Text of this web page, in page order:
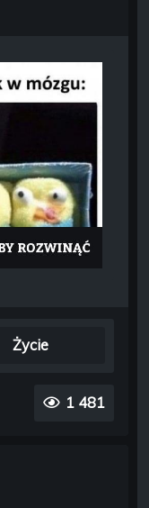
Życie
1 481